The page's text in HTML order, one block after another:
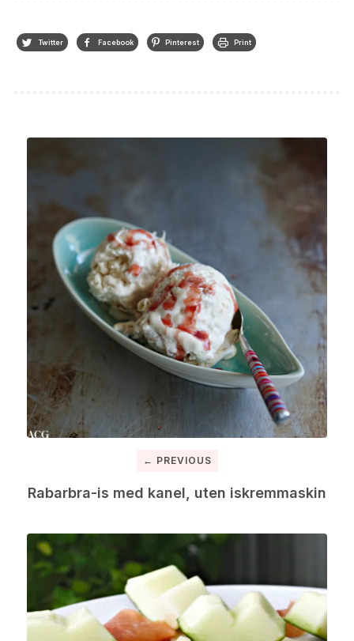
Twitter Facebook Pinterest Print
← PREVIOUS
Rabarbra-is med kanel, uten iskremmaskin